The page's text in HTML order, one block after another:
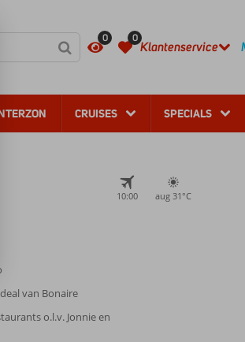
0 0
Klantenservice
CRUISES SPECIALS
10:00 aug 31°C
van Bonaire
o.l.v. Jonnie en